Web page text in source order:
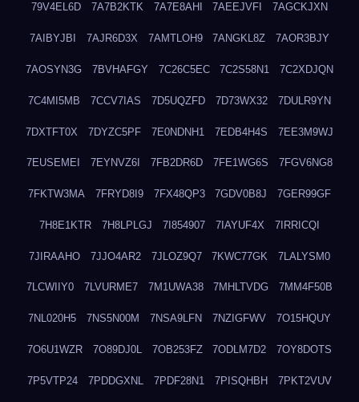
79V4EL6D 7A7B2KTK 7A7E8AHI 7AEEJVFI 7AGCKJXN
7AIBYJBI 7AJR6D3X 7AMTLOH9 7ANGKL8Z 7AOR3BJY
7AOSYN3G 7BVHAFGY 7C26C5EC 7C2S58N1 7C2XDJQN
7C4MI5MB 7CCV7IAS 7D5UQZFD 7D73WX32 7DULR9YN
7DXTFT0X 7DYZC5PF 7E0NDNH1 7EDB4H4S 7EE3M9WJ
7EUSEMEI 7EYNVZ6I 7FB2DR6D 7FE1WG6S 7FGV6NG8
7FKTW3MA 7FRYD8I9 7FX48QP3 7GDV0B8J 7GER99GF
7H8E1KTR 7H8LPLGJ 7I854907 7IAYUF4X 7IRRICQI
7JIRAAHO 7JJO4AR2 7JLOZ9Q7 7KWC77GK 7LALYSM0
7LCWIIY0 7LVURME7 7M1UWA38 7MHLTVDG 7MM4F50B
7NL020H5 7NS5N00M 7NSA9LFN 7NZIGFWV 7O15HQUY
7O6U1WZR 7O89DJ0L 7OB253FZ 7ODLM7D2 7OY8DOTS
7P5VTP24 7PDDGXNL 7PDF28N1 7PISQHBH 7PKT2VUV